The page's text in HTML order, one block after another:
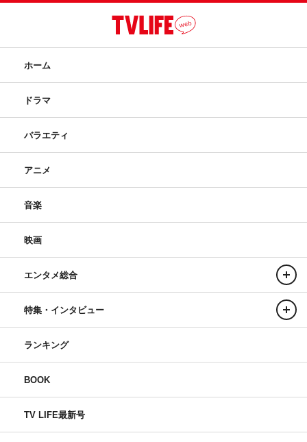
ホーム
ドラマ
バラエティ
アニメ
音楽
映画
エンタメ総合
特集・インタビュー
ランキング
BOOK
TV LIFE最新号